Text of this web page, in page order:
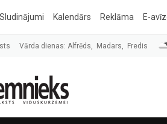
Sludinājumi Kalendārs Reklāma E-
Vārda dienas: Alfrēds, Madars, Fredis